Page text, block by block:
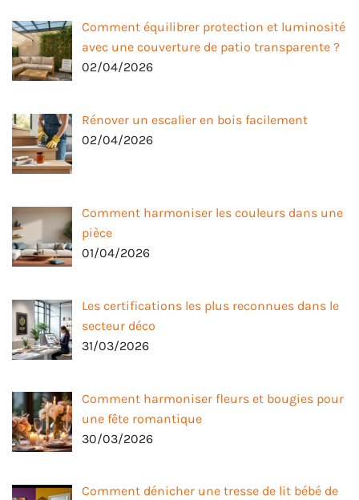
Comment équilibrer protection et luminosité
avec une couverture de patio transparente ?
02/04/2026
Rénover un escalier en bois facilement
02/04/2026
Comment harmoniser les couleurs dans une
pièce
01/04/2026
Les certifications les plus reconnues dans le
secteur déco
31/03/2026
Comment harmoniser fleurs et bougies pour
une fête romantique
30/03/2026
Comment dénicher une tresse de lit bébé de